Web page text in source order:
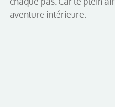
aventure intérieure.